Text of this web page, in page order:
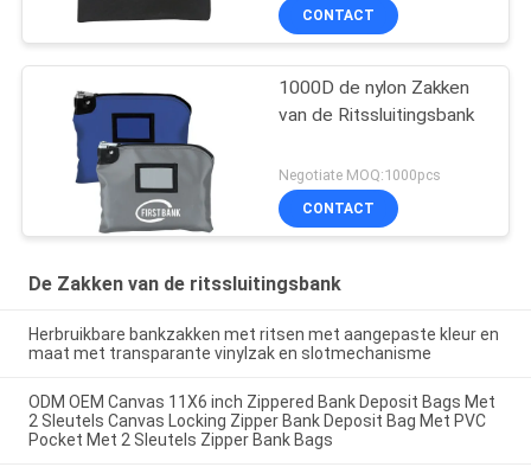
CONTACT
1000D de nylon Zakken
van de Ritssluitingsbank
Negotiate MOQ:1000pcs
CONTACT
De Zakken van de ritssluitingsbank
Herbruikbare bankzakken met ritsen met aangepaste kleur en
maat met transparante vinylzak en slotmechanisme
ODM OEM Canvas 11X6 inch Zippered Bank Deposit Bags Met
2 Sleutels Canvas Locking Zipper Bank Deposit Bag Met PVC
Pocket Met 2 Sleutels Zipper Bank Bags